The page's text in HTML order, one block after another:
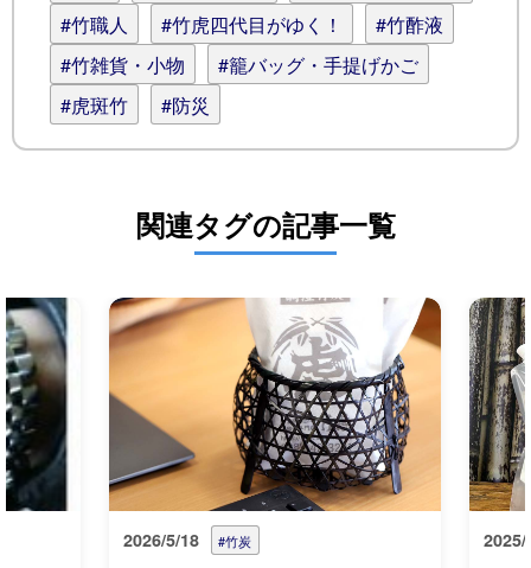
#竹職人
#竹虎四代目がゆく！
#竹酢液
#竹雑貨・小物
#籠バッグ・手提げかご
#虎斑竹
#防災
関連タグの記事一覧
2026/5/18 #竹炭
2025/